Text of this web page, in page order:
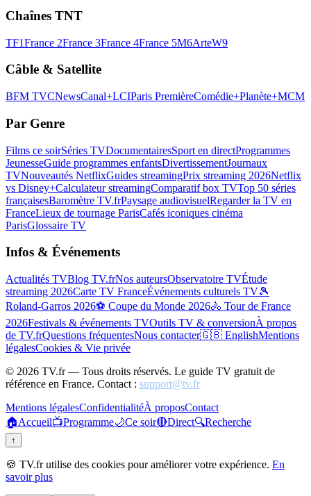
Chaînes TNT
TF1France 2France 3France 4France 5M6ArteW9
Câble & Satellite
BFM TVCNewsCanal+LCIParis PremièreComédie+Planète+MCM
Par Genre
Films ce soirSéries TVDocumentairesSport en directProgrammes
JeunesseGuide programmes enfantsDivertissementJournaux
TVNouveautés NetflixGuides streamingPrix streaming 2026Netflix
vs Disney+Calculateur streamingComparatif box TVTop 50 séries
françaisesBaromètre TV.frPaysage audiovisuelRegarder la TV en
FranceLieux de tournage ParisCafés iconiques cinéma
ParisGlossaire TV
Infos & Événements
Actualités TVBlog TV.frNos auteursObservatoire TVÉtude
streaming 2026Carte TV FranceÉvénements culturels TV🎾
Roland-Garros 2026⚽ Coupe du Monde 2026🚴 Tour de France
2026Festivals & événements TVOutils TV & conversionÀ propos
de TV.frQuestions fréquentesNous contacter🇬🇧 EnglishMentions
légalesCookies & Vie privée
© 2026 TV.fr — Tous droits réservés. Le guide TV gratuit de
référence en France. Contact : support@tv.fr
Mentions légalesConfidentialitéÀ proposContact
🏠Accueil📺Programme🌙Ce soir🔴Direct🔍Recherche
↑
🍪 TV.fr utilise des cookies pour améliorer votre expérience. En
savoir plus